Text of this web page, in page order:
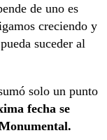
de uno es
creciendo y
suceder al
solo un punto
fecha se